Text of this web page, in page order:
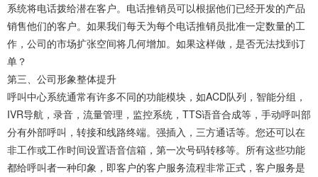
系统将电话拨给潜在客户。电话推销员可以根据他们已经开发的产品
销售他们的客户。如果我们每天为每个电话推销员批准一定数量的工
作，公司的市场扩张空间将几何增加。如果这样做，是否无法找到订
单？
第三、公司形象整体提升
呼叫中心系统通常有许多不同的功能模块，如ACD队列，智能分组，
IVR导航，录音，流量管理，监控系统，TTS语音合成等，手动呼叫部
分有外部呼叫，转接和线路终端。强插入，三方通话等。您还可以在
非工作或工作时间设置语音信箱，第一次号码转移等。所有这些功能
都给呼叫者一种印象，即客户的客户服务流程非常正式，客户服务是